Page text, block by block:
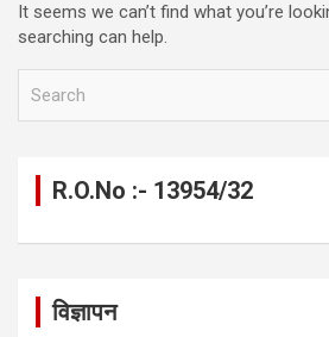
It seems we can’t find what you’re
searching can help.
R.O.No :- 13954/32
विज्ञापन